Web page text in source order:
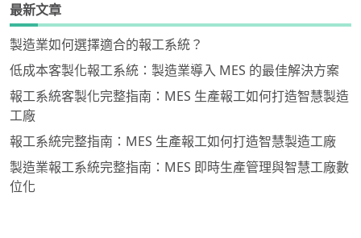
最新文章
製造業如何選擇適合的報工系統？
低成本客製化報工系統：製造業導入 MES 的最佳解決方案
報工系統客製化完整指南：MES 生產報工如何打造智慧製造
工廠
報工系統完整指南：MES 生產報工如何打造智慧製造工廠
製造業報工系統完整指南：MES 即時生產管理與智慧工廠數
位化